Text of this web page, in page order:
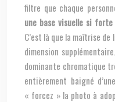
filtre que chaque
une base visuelle si forte
C’est là que la maîtrise
dimension
dominante chromatique
entièrement baigné
« forcez » la photo à